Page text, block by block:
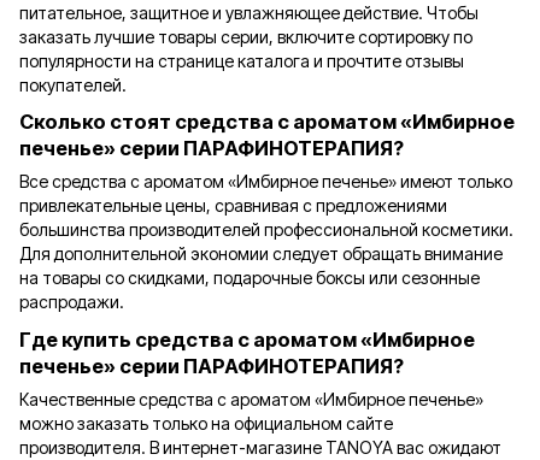
питательное, защитное и увлажняющее действие. Чтобы
заказать лучшие товары серии, включите сортировку по
популярности на странице каталога и прочтите отзывы
покупателей.
Сколько стоят средства с ароматом «Имбирное
печенье» серии ПАРАФИНОТЕРАПИЯ?
Все средства с ароматом «Имбирное печенье» имеют только
привлекательные цены, сравнивая с предложениями
большинства производителей профессиональной косметики.
Для дополнительной экономии следует обращать внимание
на товары со скидками, подарочные боксы или сезонные
распродажи.
Где купить средства с ароматом «Имбирное
печенье» серии ПАРАФИНОТЕРАПИЯ?
Качественные средства с ароматом «Имбирное печенье»
можно заказать только на официальном сайте
производителя. В интернет-магазине TANOYA вас ожидают